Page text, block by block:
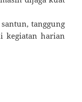
tanggung
kegiatan harian